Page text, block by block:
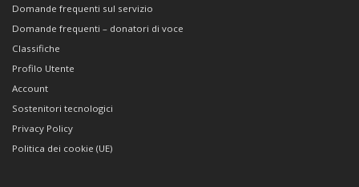
Domande frequenti sul servizio
Domande frequenti – donatori di voce
Classifiche
Profilo Utente
Account
Sostenitori tecnologici
Privacy Policy
Politica dei cookie (UE)